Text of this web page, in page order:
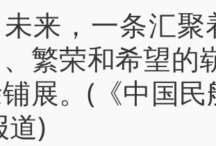
，一条汇聚
繁荣和希望的
展。(《中国
道)